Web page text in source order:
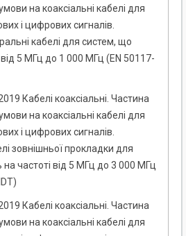
на коаксіальні кабелі для
і цифрових сигналів.
кабелі для систем, що
5 МГц до 1 000 МГц (EN 50117-
Кабелі коаксіальні. Частина
на коаксіальні кабелі для
і цифрових сигналів.
зовнішньої прокладки для
частоті від 5 МГц до 3 000 МГц
Кабелі коаксіальні. Частина
на коаксіальні кабелі для